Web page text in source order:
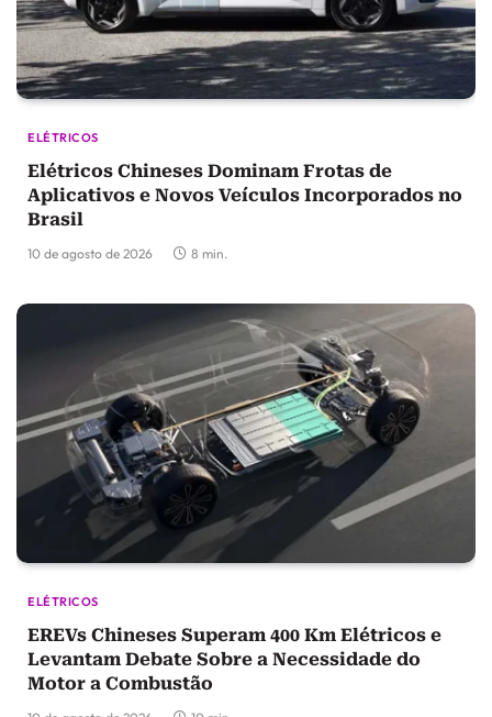
ELÉTRICOS
Elétricos Chineses Dominam Frotas de
Aplicativos e Novos Veículos Incorporados no
Brasil
10 de agosto de 2026 8 min.
ELÉTRICOS
EREVs Chineses Superam 400 Km Elétricos e
Levantam Debate Sobre a Necessidade do
Motor a Combustão